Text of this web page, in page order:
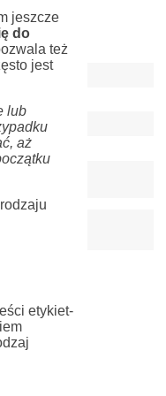
jeszcze
do
też
jest
lub
aż
etykiet-